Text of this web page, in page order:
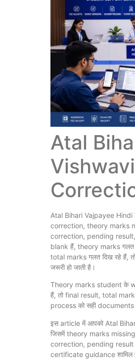
Atal
Atal Bihari Vajpayee
correction, theory marks
correction, pending
blank हैं, theory marks गलत
total marks गलत दिख रहे हैं,
जरूरी हो जाती है।
Theory marks student के
हैं, तो final result, total
process को सही
इस article में आपको Atal
जिसमें theory marks
correction, pending
certificate guidance शामिल